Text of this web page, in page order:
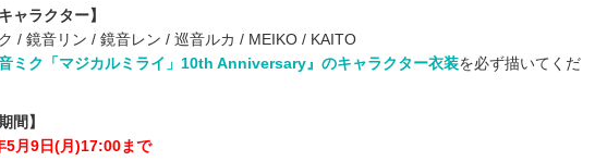
ャラクター】
/ 鏡音リン / 鏡音レン / 巡音ルカ / MEIKO / KAITO
音ミク「マジカルミライ」10th Anniversary』のキャラクター衣装を必ず描いてくだ
間】
5月9日(月)17:00まで